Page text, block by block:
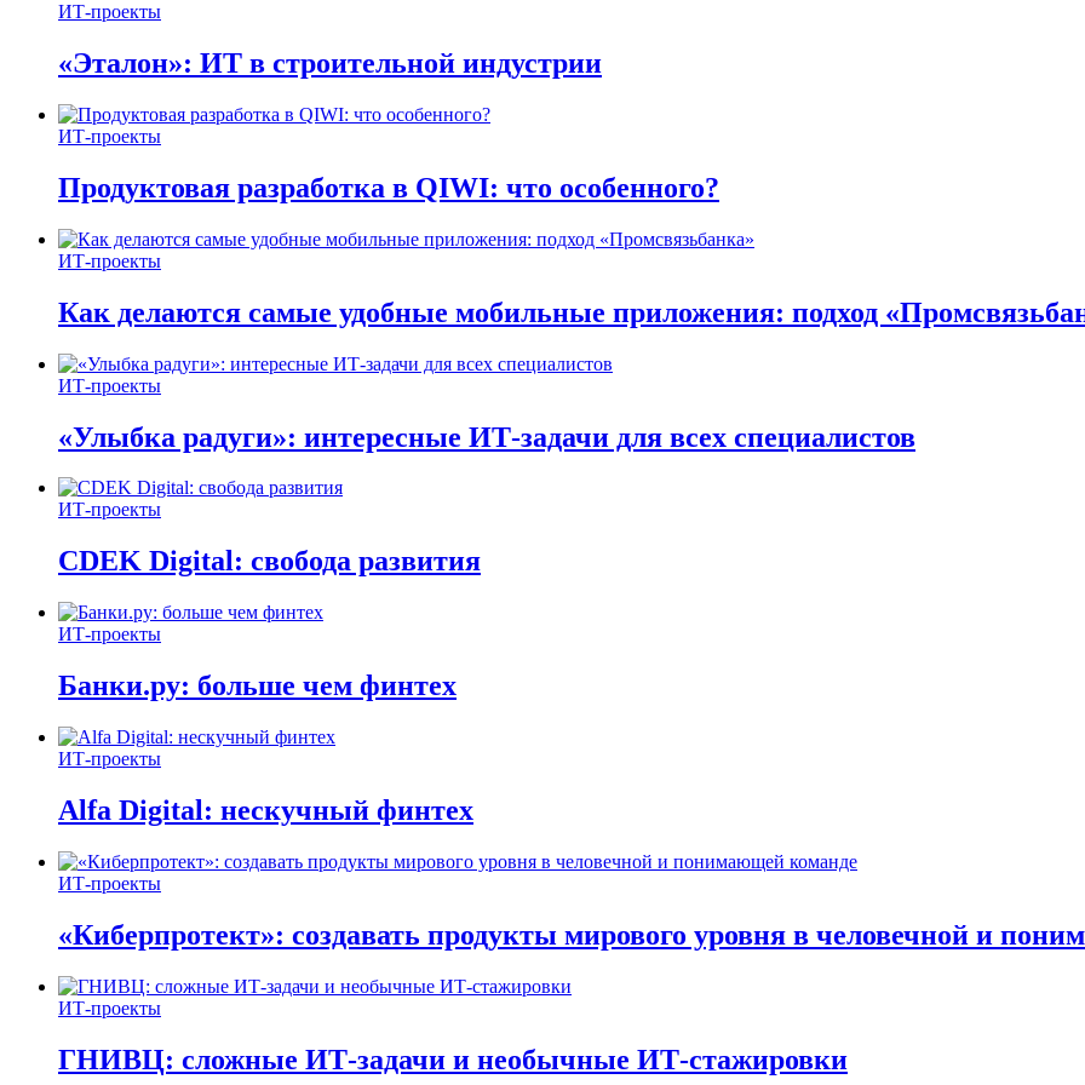
ИТ-проекты
«Эталон»: ИТ в строительной индустрии
ИТ-проекты
Продуктовая разработка в QIWI: что особенного?
ИТ-проекты
Как делаются самые удобные мобильные приложения: подход
ИТ-проекты
«Улыбка радуги»: интересные ИТ-задачи для всех специалистов
ИТ-проекты
CDEK Digital: свобода развития
ИТ-проекты
Банки.ру: больше чем финтех
ИТ-проекты
Alfa Digital: нескучный финтех
ИТ-проекты
«Киберпротект»: создавать продукты мирового уровня в человечной и
ИТ-проекты
ГНИВЦ: сложные ИТ‑задачи и необычные ИТ‑стажировки